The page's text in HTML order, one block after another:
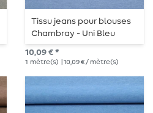
Tissu jeans pour blouses
Chambray - Uni Bleu
jeans
10,09 € *
1 mètre(s) | 10,09 € / mètre(s)